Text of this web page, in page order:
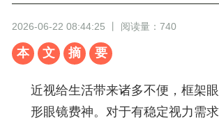
2026-06-22 08:44:25 丨 阅读量：740
本 文 摘 要
近视给生活带来诸多不便，框架
形眼镜费神。对于有稳定视力需